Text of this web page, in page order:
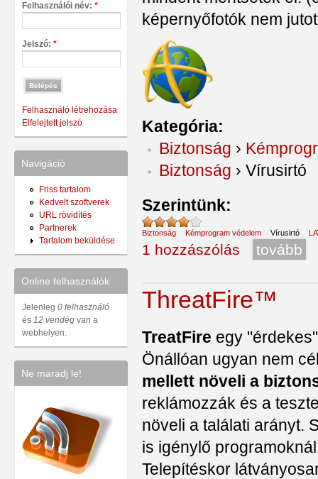
Felhasználói név: *
Jelszó: *
Felhasználó létrehozása
Elfelejtett jelszó
Navigáció
Friss tartalom
Kedvelt szoftverek
URL rövidítés
Partnerek
Tartalom beküldése
Online felhasználók
Jelenleg 0 felhasználó
és 12 vendég van a
webhelyen.
Ne maradj le!
képernyőfotók nem
Kategória:
Biztonság ›
Biztonság › Vírusirtó
Szerintünk:
Biztonság Kémprogram védelem Vírusirtó
1 hozzászólás tovább
ThreatFire™
TreatFire egy
Önállóan ugyan nem
mellett növeli a
reklámozzák és a
növeli a találati arányt.
is igénylő
Telepítéskor